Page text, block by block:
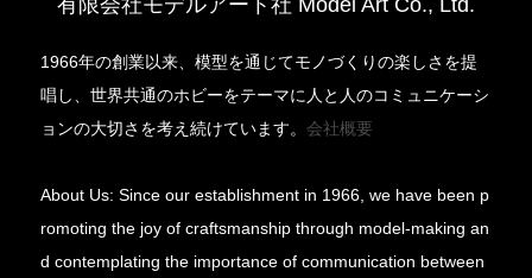
1966年の創業以来、模型を通じてモノづくりの楽しさを提
唱し、世界共通のホビーをテーマに人と人のコミュニケーシ
ョンの大切さを考え続けています。会社概要
About Us: Since our establishment in 1966, we have been p
romoting the joy of craftsmanship through model-making an
d contemplating the importance of communication between